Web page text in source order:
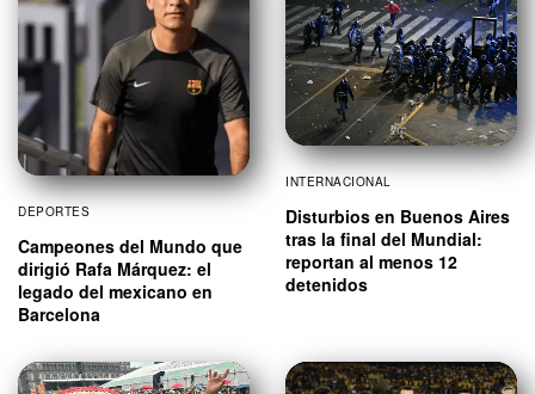
DEPORTES
Campeones del Mundo que
dirigió Rafa Márquez: el
legado del mexicano en
Barcelona
INTERNACIONAL
Disturbios en Buenos Aires
tras la final del Mundial:
reportan al menos 12
detenidos